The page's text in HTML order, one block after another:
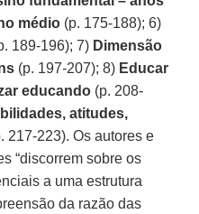
médio (p. 175-188); 6)
189-196); 7) Dimensão
(p. 197-207); 8) Educar
educando (p. 208-
atitudes,
217-223). Os autores e
“discorrem sobre os
a uma estrutura
da razão das